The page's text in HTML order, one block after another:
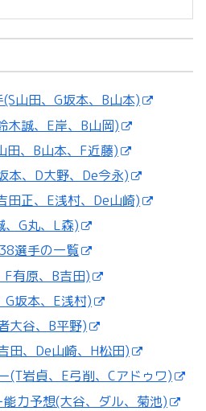
山田、G坂本、B山本)
木誠、E岸、B山岡)
田、B山本、F近藤)
本、D大野、De今永)
田正、E浅村、De山崎)
、G丸、L森)
選手の一覧
F有原、B吉田)
G坂本、E浅村)
大谷、B平野)
田、De山崎、H松田)
(T岩貞、E弓削、Cアドゥワ)
力予想(大谷、ダル、菊池)